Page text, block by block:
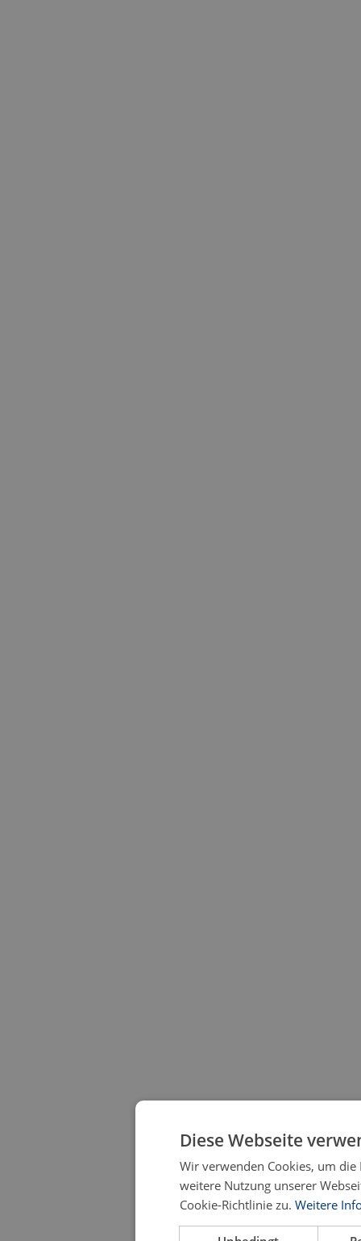
Diese Webseite
Wir verwenden Cookies, um
weitere Nutzung unserer
Cookie-Richtlinie zu. Weitere